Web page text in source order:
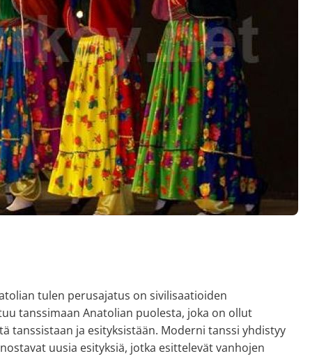
tulen perusajatus on sivilisaatioiden
tanssimaan Anatolian puolesta, joka on ollut
tanssistaan ja esityksistään. Moderni tanssi yhdistyy
uusia esityksiä, jotka esittelevät vanhojen